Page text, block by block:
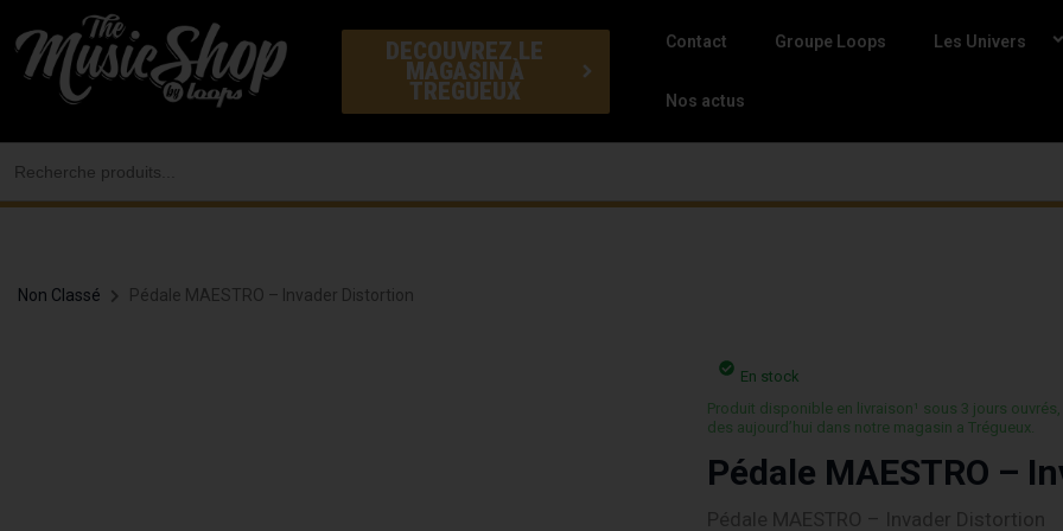
au
contenu
DECOUVREZ LE
MAGASIN À
TREGUEUX
Contact Groupe Loops Les Univers
Nos actus
Non Classé Pédale MAESTRO – Invader Distortion
En stock
Produit disponible en livraison¹ sous 3 jours
des aujourd’hui dans notre magasin a Trégueux.
Pédale MAESTRO –
Pédale MAESTRO – Invader Distortion